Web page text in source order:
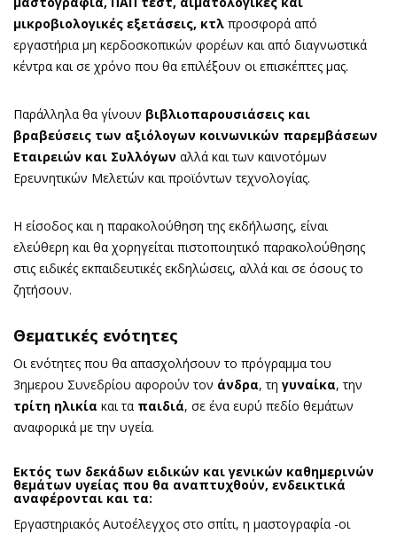
μικροβιολογικές εξετάσεις, κτλ προσφορά από
εργαστήρια μη κερδοσκοπικών φορέων και από διαγνωστικά
κέντρα και σε χρόνο που θα επιλέξουν οι επισκέπτες μας.
Παράλληλα θα γίνουν βιβλιοπαρουσιάσεις και
βραβεύσεις των αξιόλογων κοινωνικών παρεμβάσεων
Εταιρειών και Συλλόγων αλλά και των καινοτόμων
Ερευνητικών Μελετών και προϊόντων τεχνολογίας.
Η είσοδος και η παρακολούθηση της εκδήλωσης, είναι
ελεύθερη και θα χορηγείται πιστοποιητικό παρακολούθησης
στις ειδικές εκπαιδευτικές εκδηλώσεις, αλλά και σε όσους το
ζητήσουν.
Θεματικές ενότητες
Οι ενότητες που θα απασχολήσουν το πρόγραμμα του
3ημερου Συνεδρίου αφορούν τον άνδρα, τη γυναίκα, την
τρίτη ηλικία και τα παιδιά, σε ένα ευρύ πεδίο θεμάτων
αναφορικά με την υγεία.
Eκτός των δεκάδων ειδικών και γενικών καθημερινών
θεμάτων υγείας που θα αναπτυχθούν, ενδεικτικά
αναφέρονται και τα:
Εργαστηριακός Αυτοέλεγχος στο σπίτι, η μαστογραφία -οι